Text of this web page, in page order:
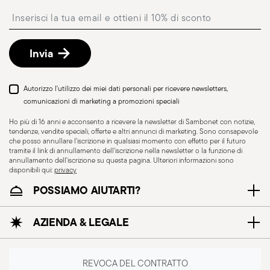
Adatto al lavaggio in
presso Punto di Ritiro, selezionabile al checkout.
Reso gratuito entro 30 giornidalla data di
spedizione/fatturazione seguendo la procedura
indicata nella pagina
Invia
Autorizzo l'utilizzo dei miei dati personali per ricevere newsletters,
comunicazioni di marketing a promozioni speciali
Ho più di 16 anni e acconsento a ricevere la newsletter di Sambonet con notizie,
tendenze, vendite speciali, offerte e altri annunci di marketing. Sono consapevole
che posso annullare l'iscrizione in qualsiasi momento con effetto per il futuro
tramite il link di annullamento dell'iscrizione nella newsletter o la funzione di
annullamento dell'iscrizione su questa pagina. Ulteriori informazioni sono
disponibili qui:privacy
POSSIAMO AIUTARTI?
AZIENDA & LEGALE
REVOCA DEL CONTRATTO